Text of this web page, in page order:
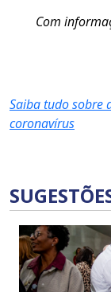
Com
Saiba tudo sobre
coronavírus